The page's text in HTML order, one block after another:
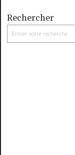
Rechercher